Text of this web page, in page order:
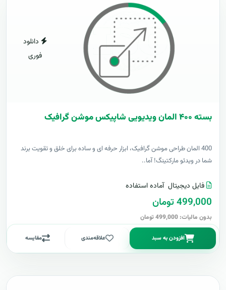
دانلود
فوری
بسته ۴۰۰ المان ویدیویی شاپیکس موشن گرافیک
400 المان طراحی موشن گرافیک، ابزار حرفه ای و ساده برای خلق و تقویت برند
شما در ویدئو مارکتینگ! آما..
فایل دیجیتال آماده استفاده
499,000 تومان
بدون مالیات: 499,000 تومان
افزودن به سبد علاقه‌مندی مقایسه